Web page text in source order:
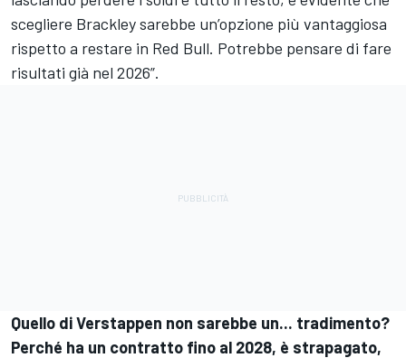
scegliere Brackley sarebbe un’opzione più vantaggiosa
rispetto a restare in Red Bull. Potrebbe pensare di fare
risultati già nel 2026”.
Quello di Verstappen non sarebbe un... tradimento?
Perché ha un contratto fino al 2028, è strapagato,